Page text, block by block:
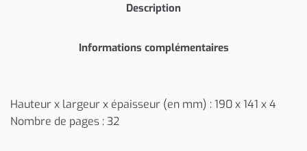
Description
Informations complémentaires
Hauteur x largeur x épaisseur (en mm) : 190 x 141 x 4
Nombre de pages : 32